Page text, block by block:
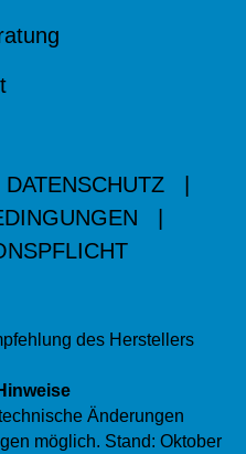
DATENSCHUTZ
des Herstellers
Änderungen
möglich. Stand: Oktober